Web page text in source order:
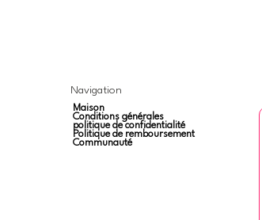
Navigation
Maison
Conditions générales
politique de confidentialité
Politique de remboursement
Communauté